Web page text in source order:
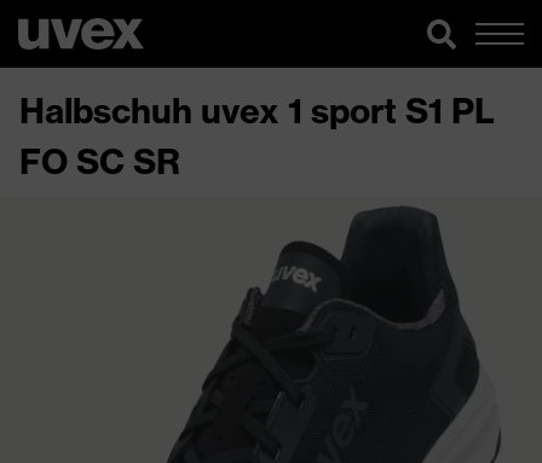
Halbschuh uvex 1 sport S1 PL
FO SC SR